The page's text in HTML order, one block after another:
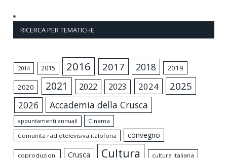
RICERCA PER TEMATICHE
2014 2015 2016 2017 2018 2019
2020 2021 2022 2023 2024 2025
2026 Accademia della Crusca
appuntamenti annuali
Cinema
Comunità radiotelevisiva italofona
convegno
coproduzioni Crusca Cultura
cultura Italiana